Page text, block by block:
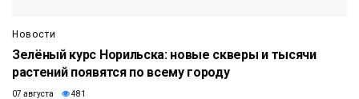
Новости
Зелёный курс Норильска: новые скверы и тысячи
растений появятся по всему городу
07 августа 481